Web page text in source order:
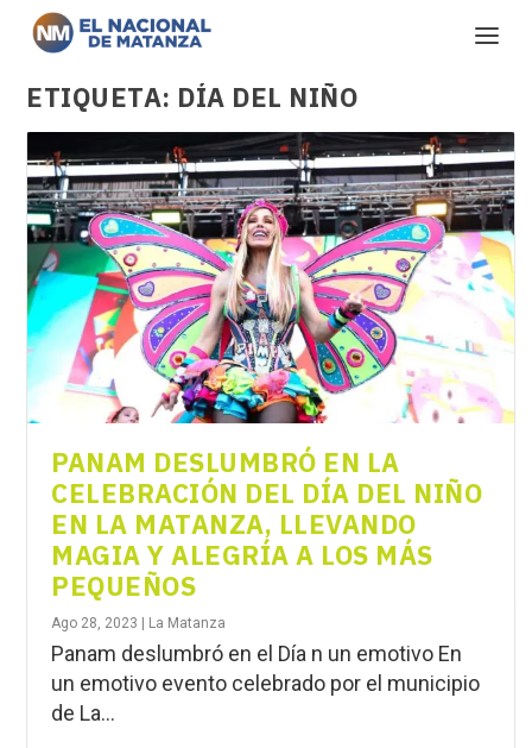
ETIQUETA: DÍA DEL NIÑO
PANAM DESLUMBRÓ EN LA
CELEBRACIÓN DEL DÍA DEL NIÑO
EN LA MATANZA, LLEVANDO
MAGIA Y ALEGRÍA A LOS MÁS
PEQUEÑOS
Ago 28, 2023 La Matanza
Panam deslumbró en el Día n un emotivo En
un emotivo evento celebrado por el municipio
de La...